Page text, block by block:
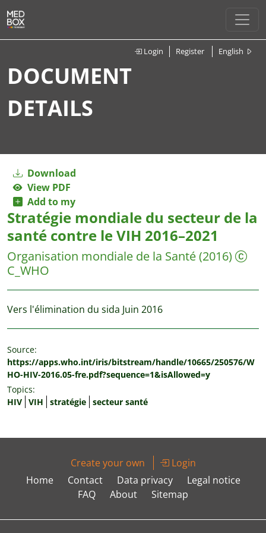
Login Register English
DOCUMENT
DETAILS
Download
View PDF
Add to my
Stratégie mondiale du secteur de la
santé contre le VIH 2016–2021
Organisation mondiale de la Santé(2016)
C_WHO
Vers l'élimination du sida Juin 2016
Source:
https://apps.who.int/iris/bitstream/handle/10665/250576/W
HO-HIV-2016.05-fre.pdf?sequence=1&isAllowed=y
Topics:
HIV VIH stratégie secteur santé
Create your own
Login
Home
Contact Data privacy
Legal notice
FAQ
About Sitemap